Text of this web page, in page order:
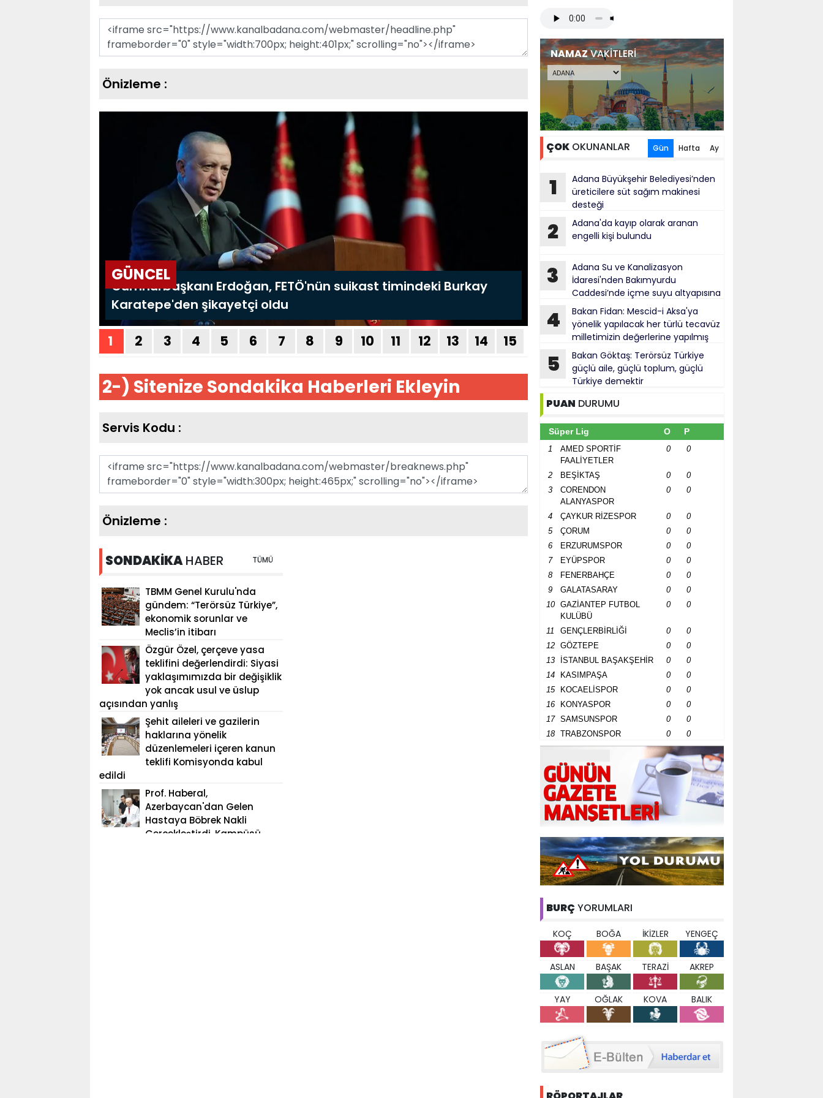
Message
Önizleme :
2-) Sitenize Sondakika Haberleri Ekleyin
Servis Kodu :
Message
Önizleme :
NAMAZVAKİTLERİ
ÇOK OKUNANLAR Gün Hafta Ay
1
Adana Büyükşehir Belediyesi’nden
üreticilere süt sağım makinesi
desteği
2
Adana'da kayıp olarak aranan
engelli kişi bulundu
3
Adana Su ve Kanalizasyon
İdaresi'nden Bakımyurdu
Caddesi’nde içme suyu altyapısına
4
Bakan Fidan: Mescid-i Aksa'ya
yönelik yapılacak her türlü tecavüz
milletimizin değerlerine yapılmış
kabul ediliyor
5
Bakan Göktaş: Terörsüz Türkiye
güçlü aile, güçlü toplum, güçlü
Türkiye demektir
PUAN DURUMU
Süper Lig O P
1
AMED SPORTİF
FAALİYETLER
0 0
2 BEŞİKTAŞ 0
0
3
CORENDON
ALANYASPOR
0 0
4 ÇAYKUR RİZESPOR 0
0
5
ÇORUM 0
0
6
ERZURUMSPOR 0
0
7
EYÜPSPOR 0
0
8
FENERBAHÇE 0
0
9
GALATASARAY 0
0
10
GAZİANTEP FUTBOL
KULÜBÜ
0 0
11 GENÇLERBİRLİĞİ 0
0
12
GÖZTEPE 0
0
13
İSTANBUL BAŞAKŞEHİR 0
0
14
KASIMPAŞA 0
0
15
KOCAELİSPOR 0
0
16
KONYASPOR 0
0
17
SAMSUNSPOR 0
0
18
TRABZONSPOR 0 0
BURÇ YORUMLARI
KOÇ BOĞA İKİZLER YENGEÇ
ASLAN BAŞAK TERAZİ AKREP
YAY OĞLAK KOVA BALIK